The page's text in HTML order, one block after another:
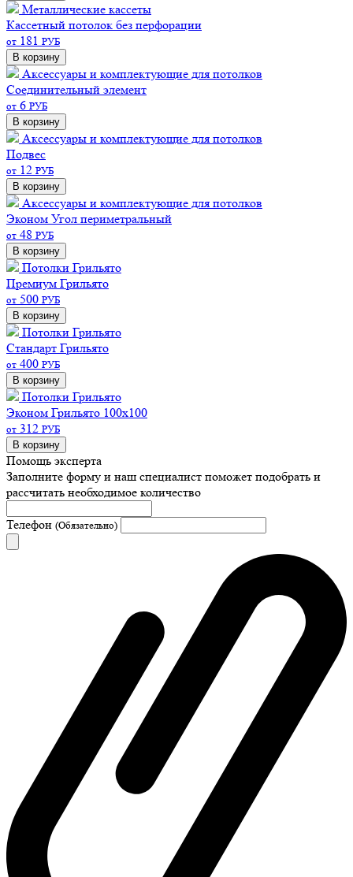
Металлические кассеты
Кассетный потолок без перфорации
от 181 РУБ
В корзину
Аксессуары и комплектующие для потолков
Соединительный элемент
от 6 РУБ
В корзину
Аксессуары и комплектующие для потолков
Подвес
от 12 РУБ
В корзину
Аксессуары и комплектующие для потолков
Эконом Угол периметральный
от 48 РУБ
В корзину
Потолки Грильято
Премиум Грильято
от 500 РУБ
В корзину
Потолки Грильято
Стандарт Грильято
от 400 РУБ
В корзину
Потолки Грильято
Эконом Грильято 100х100
от 312 РУБ
В корзину
Помощь эксперта
Заполните форму и наш специалист поможет подобрать и
рассчитать необходимое количество
Телефон (Обязательно)